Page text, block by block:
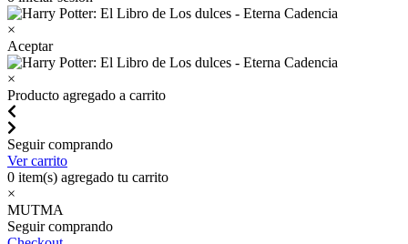
×
Aceptar
×
Producto agregado a carrito
Seguir comprando
Ver carrito
0 item(s) agregado tu carrito
×
MUTMA
Seguir comprando